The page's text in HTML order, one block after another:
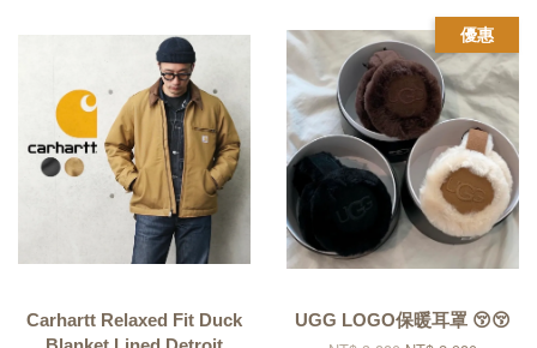
Carhartt Relaxed Fit Duck
優惠
UGG LOGO保暖耳罩 😚😚